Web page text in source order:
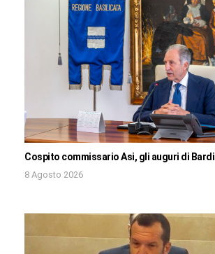
Cospito commissario Asi, gli auguri di Bardi
8 Agosto 2026